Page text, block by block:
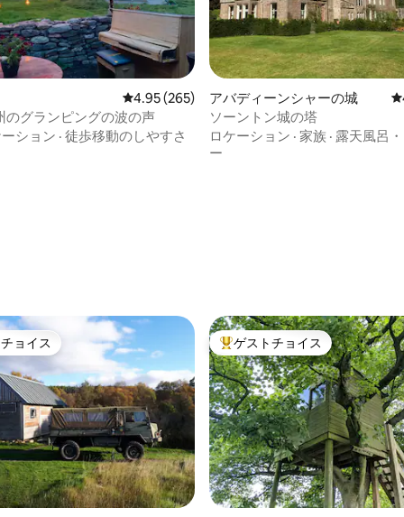
つ星の平均評価レビュー265件、5つ星中4.95つ星の平均評価
4.95 (265)
のグランピングの波の声
ション · 徒歩移動のしやすさ
アバディーンシャーの城
ソーントン城の塔
ロケーション · 家族 · 露天風呂
ー
ストチョイスです。
ョイス 大好評のゲストチョイスです。
ゲストチョイス